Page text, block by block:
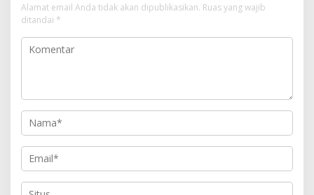
Alamat email Anda tidak akan dipublikasikan. Ruas yang wajib
ditandai *